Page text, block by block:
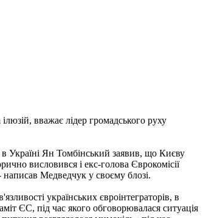
вважає лідер громадського руху
Україні Ян Томбінський заявив, що Києву
висловився і екс-голова Єврокомісії
Медведчук у своєму блозі.
українських євроінтеграторів, в
ЄС, під час якого обговорювалася ситуація